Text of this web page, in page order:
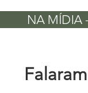
NA MÍDIA